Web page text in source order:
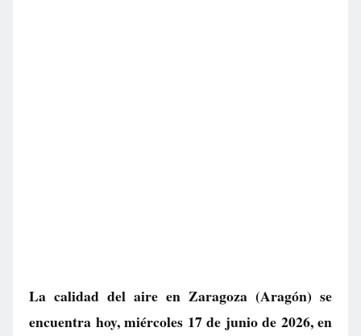
La calidad del aire en Zaragoza (Aragón) se
encuentra hoy, miércoles 17 de junio de 2026, en